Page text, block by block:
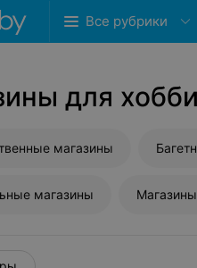
Все рубрики
для
магазины
магазины